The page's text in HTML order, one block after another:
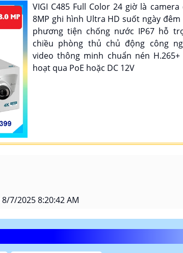
VIGI C485 Full Color 24 giờ là
8MP ghi hình Ultra HD suốt ngày
phương tiện chống nước IP67 hỗ
chiều phòng thủ chủ động công
video thông minh chuẩn nén
hoạt qua PoE hoặc DC 12V
8/7/2025 8:20:42 AM